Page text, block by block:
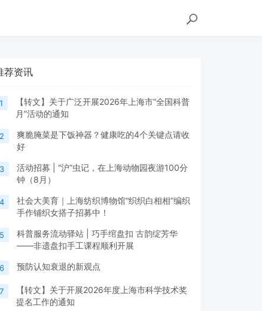
荐资讯
1
【转文】关于广泛开展2026年上海市“全国科普
月”活动的通知
2
爽脆腌菜是下饭神器？健康吃的4个关键点请收
好
3
活动招募 | “沪”虫记，在上海动物园夜游100分
钟（8月）
4
社会大美育｜上海纺织博物馆“织织白相相”编织
手作铺织女搭子招募中！
5
科普服务流动驿站 | 巧手绾盘扣 古韵绽芳华
——非遗盘扣手工课程顺利开展
6 预防认知衰退的新观点
7
【转文】关于开展2026年度上海市科学技术奖
提名工作的通知